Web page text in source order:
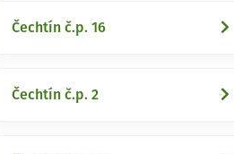
Čechtín č.p. 16
Čechtín č.p. 2